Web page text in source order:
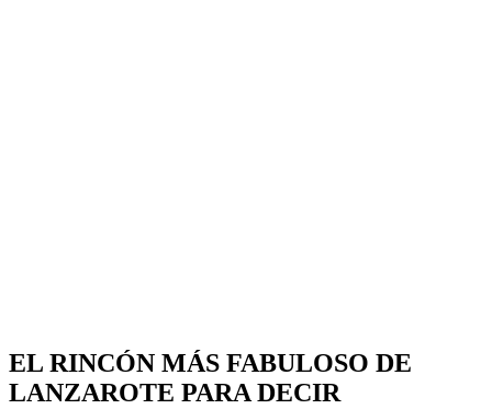
EL RINCÓN MÁS FABULOSO DE
LANZAROTE PARA DECIR